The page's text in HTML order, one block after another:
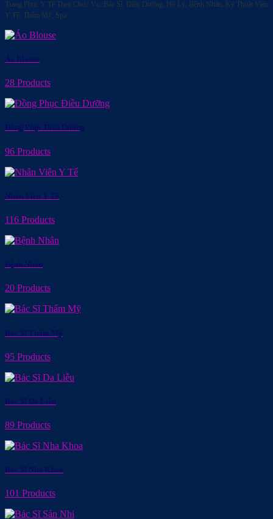
Trang Phục Y Tế Theo Chức Vụ: Bác Sĩ, Điều Dưỡng, Hộ Lý, Bệnh Nhân, Kỹ Thuật Viên
Y Tế, Thẩm Mỹ, Spa
Áo Blouse
28 Products
Đồng Phục Điều Dưỡng
96 Products
Nhân Viên Y Tế
116 Products
Bệnh Nhân
20 Products
Bác Sĩ Thẩm Mỹ
95 Products
Bác Sĩ Da Liễu
89 Products
Bác Sĩ Nha Khoa
101 Products